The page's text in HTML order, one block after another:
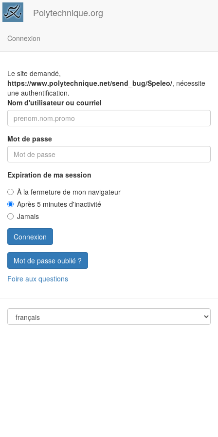
Polytechnique.org
Connexion
Le site demandé,
https://www.polytechnique.net/send_bug/Speleo/, nécessite
une authentification.
Nom d'utilisateur ou courriel
Mot de passe
Expiration de ma session
À la fermeture de mon navigateur
Après 5 minutes d'inactivité
Jamais
Mot de passe oublié ?
Foire aux questions